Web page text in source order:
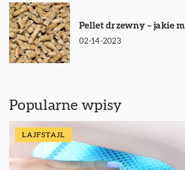
Pellet drzewny – jakie
02-14-2023
Popularne wpisy
LAJFSTAJL